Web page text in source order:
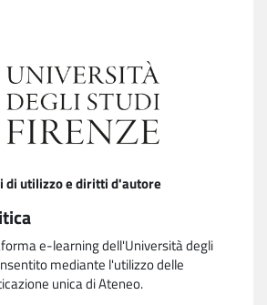
di utilizzo e diritti d'autore
e-learning dell'Università degli
mediante l'utilizzo delle
unica di Ateneo.